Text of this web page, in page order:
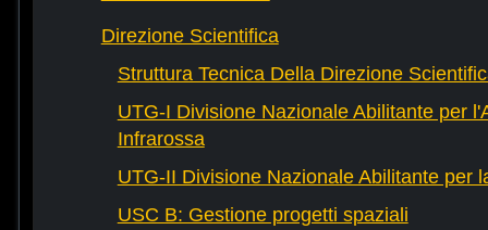
Direzione Scientifica
Struttura Tecnica Della Direzione
UTG-I Divisione Nazionale Abilitante per
Infrarossa
UTG-II Divisione Nazionale Abilitante per
USC B: Gestione progetti spaziali